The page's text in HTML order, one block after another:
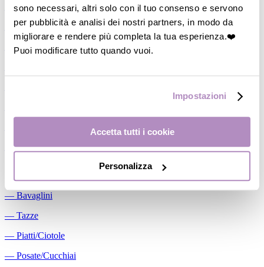
sono necessari, altri solo con il tuo consenso e servono
per pubblicità e analisi dei nostri partners, in modo da
migliorare e rendere più completa la tua esperienza.❤️
Puoi modificare tutto quando vuoi.
Impostazioni
Accetta tutti i cookie
Personalizza
―Biberon
―
Tettarelle
―Succhietti
Conservalatte Materno
―Massaggiagengive
― Bavaglini
― Tazze
― Piatti/Ciotole
― Posate/Cucchiai